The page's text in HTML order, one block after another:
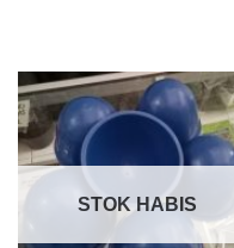
STOK HABIS